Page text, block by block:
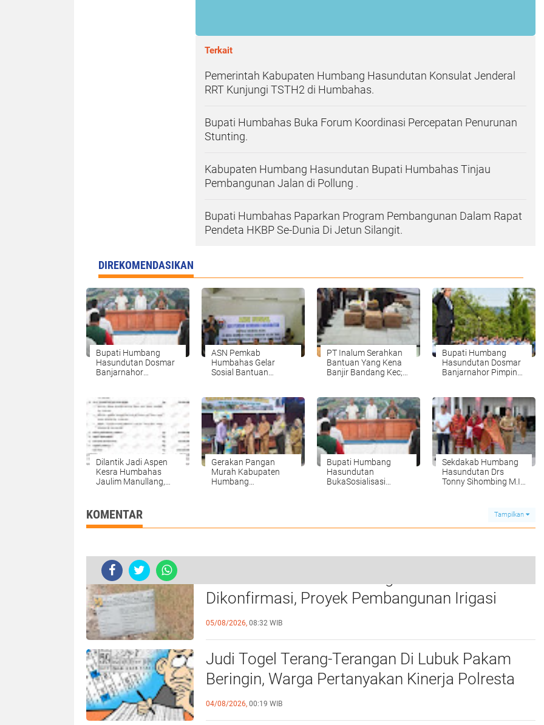
Terkait
Pemerintah Kabupaten Humbang Hasundutan Konsulat Jenderal
RRT Kunjungi TSTH2 di Humbahas.
Bupati Humbahas Buka Forum Koordinasi Percepatan Penurunan
Stunting.
Kabupaten Humbang Hasundutan Bupati Humbahas Tinjau
Pembangunan Jalan di Pollung .
Bupati Humbahas Paparkan Program Pembangunan Dalam Rapat
Pendeta HKBP Se-Dunia Di Jetun Silangit.
DIREKOMENDASIKAN
Bupati Humbang
Hasundutan Dosmar
Banjarnahor
Perangkat Desa.
ASN Pemkab
Humbahas Gelar
Sosial Bantuan
PT Inalum Serahkan
Bantuan Yang Kena
Banjir Bandang Kec;
Hasundutan.
Bupati Humbang
Hasundutan Dosmar
Banjarnahor Pimpin
Dilantik Jadi Aspen
Kesra Humbahas
Jaulim Manullang,
Gerakan Pangan
Murah Kabupaten
Humbang
Bupati Humbang
Hasundutan
BukaSosialisasi
Sekdakab Humbang
Hasundutan Drs
Tonny Sihombing M.IP
KOMENTAR Tampilkan
Dikonfirmasi, Proyek Pembangunan Irigasi
Diduga Mark Up
05/08/2026, 08:32 WIB
Judi Togel Terang-Terangan Di Lubuk Pakam
Beringin, Warga Pertanyakan Kinerja Polresta
Deli Serdang
04/08/2026, 00:19 WIB